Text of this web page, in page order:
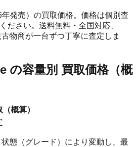
年発売） の買取価格。 価格は個別査
ださい。 送料無料・全国対応、
物商が一台ずつ丁寧に査定しま
の容量別 買取価格（概
概算）
態（グレード）により変動し、最